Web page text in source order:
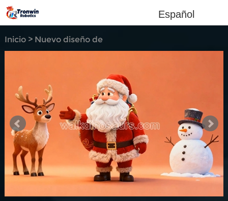
Español
Inicio> Nuevo diseño de
configuración